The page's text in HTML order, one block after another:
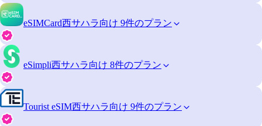
eSIMCard西サハラ向け 9件のプラン
eSimpli西サハラ向け 8件のプラン
Tourist eSIM西サハラ向け 9件のプラン